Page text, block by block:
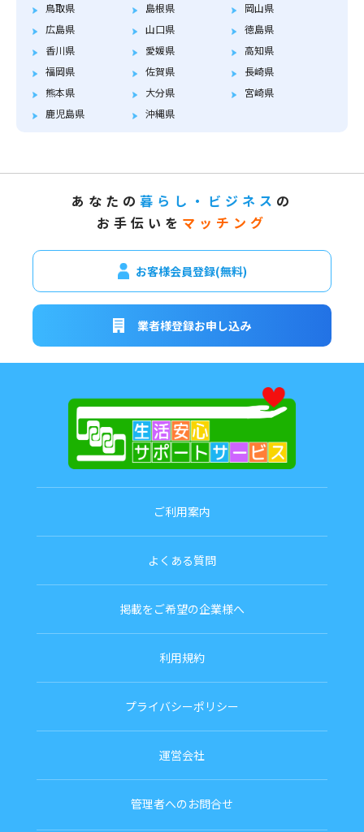
鳥取県
島根県
岡山県
広島県
山口県
徳島県
香川県
愛媛県
高知県
福岡県
佐賀県
長崎県
熊本県
大分県
宮崎県
鹿児島県
沖縄県
あなたの 暮らし・ビジネス の
お手伝いを マッチング
お客様会員登録(無料)
業者様登録お申し込み
ご利用案内
よくある質問
掲載をご希望の企業様へ
利用規約
プライバシーポリシー
運営会社
管理者へのお問合せ